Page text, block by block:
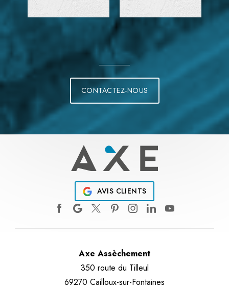
CONTACTEZ-NOUS
AVIS CLIENTS
Axe Assèchement
350 route du Tilleul
69270 Cailloux-sur-Fontaines